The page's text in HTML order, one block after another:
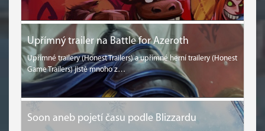
Upřímný trailer na Battle for Azeroth
Upřímné trailery (Honest Trailers) a upřímné herní trailery (Honest
Game Trailers) jistě mnoho z…
Soon aneb pojetí času podle Blizzardu